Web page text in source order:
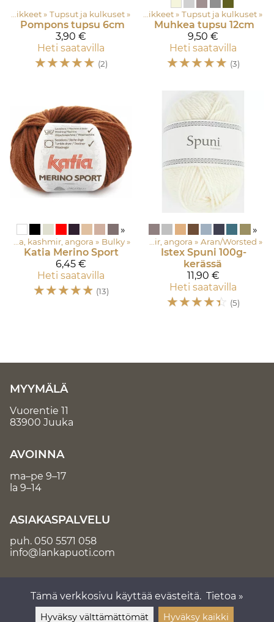
Tarvikkeet ‪» Tupsut ja kulkuset ‪»
Pompons tupsu 6cm
3,90 €
Heti saatavilla
☆☆☆☆☆ (2)
‪» Langat ja tarvikkeet ‪» Tarvikkeet ‪» Tupsut ja kulkuset ‪»
Muhkea tupsu 12cm
9,50 €
Heti saatavilla
☆☆☆☆☆ (3)
»
Asustelangat: Merinovilla, silkki, mohair, alpakka, kashmir, angora ‪» Bulky ‪»
Katia Merino Sport
6,45 €
Heti saatavilla
☆☆☆☆☆ (13)
»
Asustelangat: Merinovilla, silkki, mohair, alpakka, kashmir, angora ‪» Aran/Worsted ‪»
Istex Spuni 100g-
kerässä
11,90 €
Heti saatavilla
☆☆☆☆☆ (5)
MYYMÄLÄ
Vuorentie 11
83900 Juuka
AVOINNA
ma–pe 9–17
la 9–14
ASIAKASPALVELU
puh. 050 5571 058
info@lankapuoti.com
Tämä verkkosivu käyttää evästeitä. Tietoa »
Hyväksy välttämättömät Hyväksy kaikki